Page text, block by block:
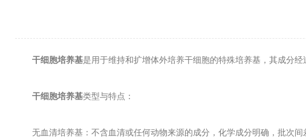
干细胞培养基是用于维持和扩增体外培养干细胞的特殊培养基，其成分
干细胞培养基类型与特点：
无血清培养基：不含血清或任何动物来源的成分，化学成分明确，批次间